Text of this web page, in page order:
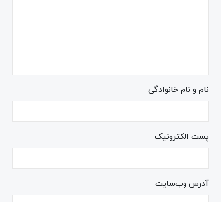
نام و نام خانوادگی
پست الکترونیک
آدرس وب‌سایت